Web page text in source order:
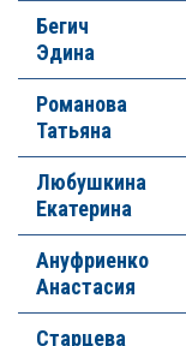
Бегич
Эдина
Романова
Татьяна
Любушкина
Екатерина
Ануфриенко
Анастасия
Старцева